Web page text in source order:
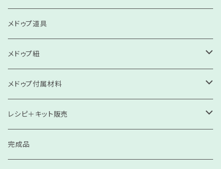
メドゥプ道具
メドゥプ紐
高級コンソサ
高級ソサ
細紐（モッコリクン・ネックレス紐）
メドゥプ付属材料
刺繍飾り
スル（房）
レシピ＋キット販売
見本
完成品